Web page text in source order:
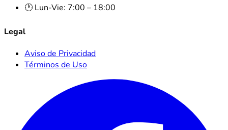
🕐 Lun-Vie: 7:00 – 18:00
Legal
Aviso de Privacidad
Términos de Uso